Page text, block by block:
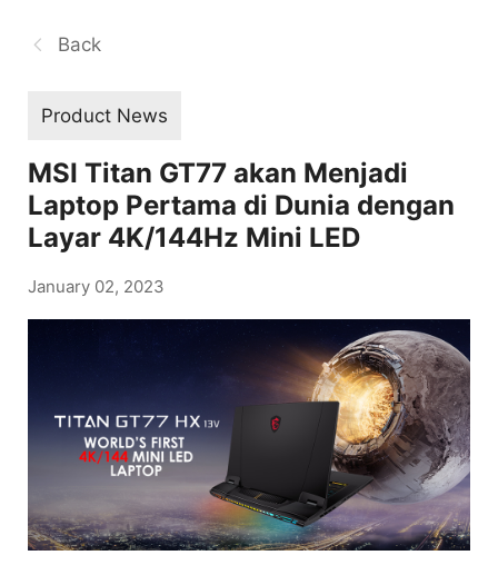
Back
Product News
MSI Titan GT77 akan Menjadi
Laptop Pertama di Dunia dengan
Layar 4K/144Hz Mini LED
January 02, 2023